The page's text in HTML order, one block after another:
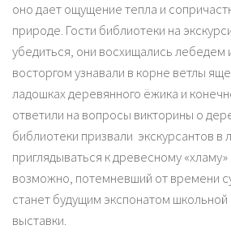
оно дает ощущение тепла и
природе. Гости библиотеки на
убедиться, они восхищались лебедем
восторгом узнавали в корне ветлы
ладошках деревянного ёжика и
ответили на вопросы викторины о
библиотеки призвали экскурсантов в
приглядываться к древесному
возможно, потемневший от времени
станет будущим экспонатом
выставки.